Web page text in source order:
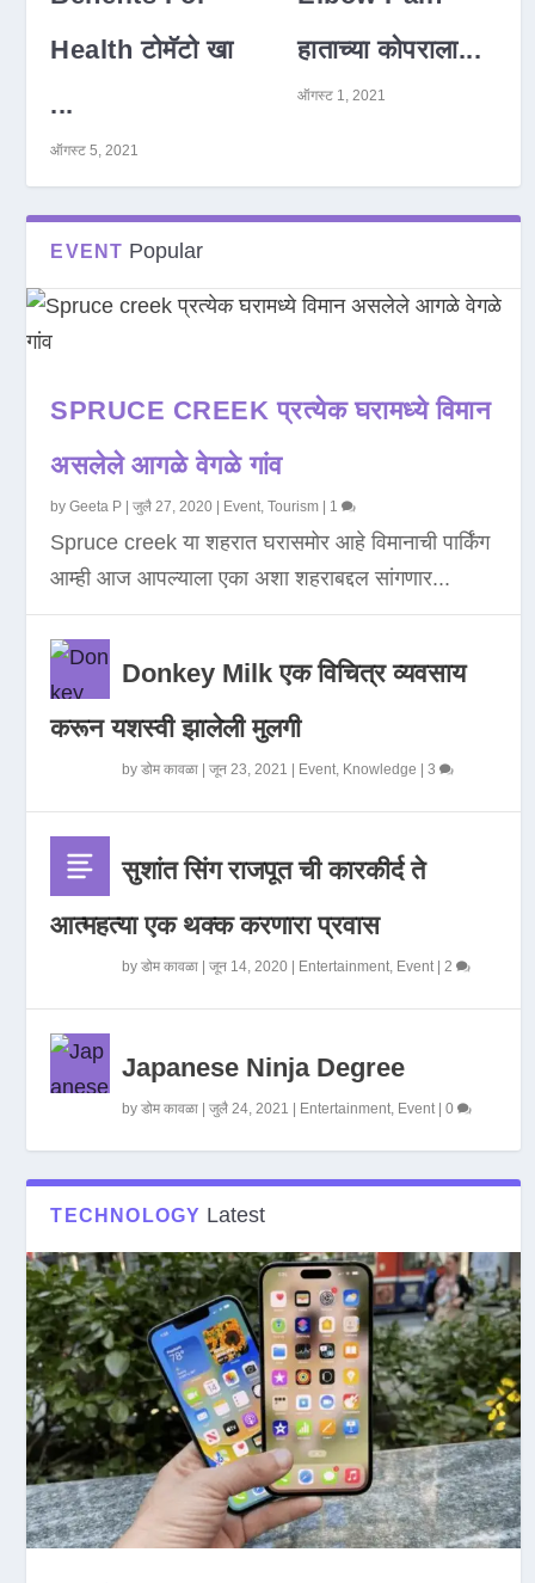
Health टोमॅटो खा
...
ऑगस्ट 5, 2021
हाताच्या कोपराला...
ऑगस्ट 1, 2021
EVENT Popular
SPRUCE CREEK प्रत्येक घरामध्ये विमान
असलेले आगळे वेगळे गांव
byGeeta P |जुलै 27, 2020 Event,Tourism 1
Spruce creek या शहरात घरासमोर आहे विमानाची पार्किंग
आम्ही आज आपल्याला एका अशा शहराबद्दल सांगणार...
Donkey Milk एक विचित्र व्यवसाय
करून यशस्वी झालेली मुलगी
byडोम कावळा |जून 23, 2021 Event, Knowledge |3
सुशांत सिंग राजपूत ची कारकीर्द ते
आत्महत्या एक थक्क करणारा प्रवास
byडोम कावळा |जून 14, 2020 Entertainment, Event|2
Japanese Ninja Degree
byडोम कावळा |जुलै 24, 2021 Entertainment, Event|0
TECHNOLOGY Latest